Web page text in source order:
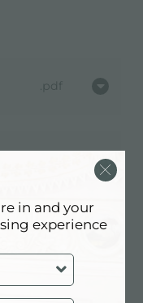
pdf
zip
in and your
experience